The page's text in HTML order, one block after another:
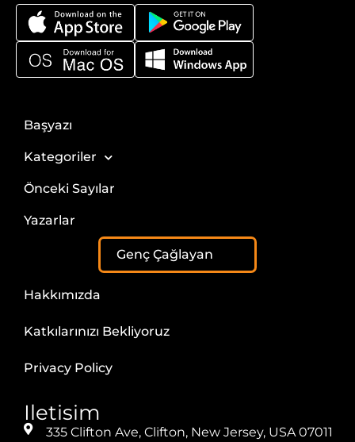
Başyazı
Kategoriler
Önceki Sayılar
Yazarlar
Genç Çağlayan
Hakkımızda
Katkılarınızı Bekliyoruz
Privacy Policy
Iletisim
335 Clifton Ave, Clifton, New Jersey, USA 07011